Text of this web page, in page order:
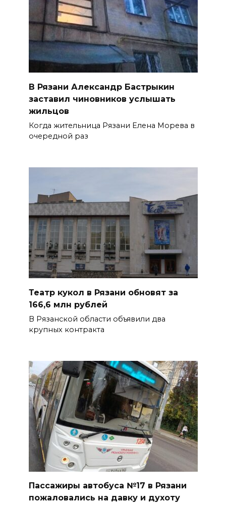
В Рязани Александр Бастрыкин
заставил чиновников услышать
жильцов
Когда жительница Рязани Елена Морева в
очередной раз
Театр кукол в Рязани обновят за
166,6 млн рублей
В Рязанской области объявили два
крупных контракта
Пассажиры автобуса №17 в Рязани
пожаловались на давку и духоту